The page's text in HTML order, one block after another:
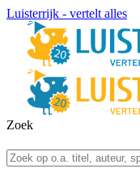
Luisterrijk - vertelt alles
Zoek